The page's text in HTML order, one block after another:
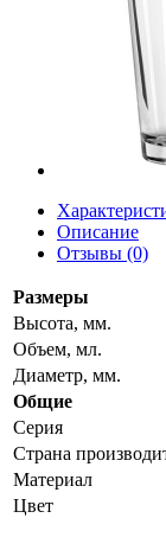
Описание
Отзывы (0)
Размеры
Высота, мм.
Объем, мл.
Диаметр, мм.
Общие
Серия
Страна
Материал
Цвет